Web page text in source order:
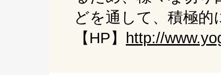
どを通して、積極
【HP】
http://